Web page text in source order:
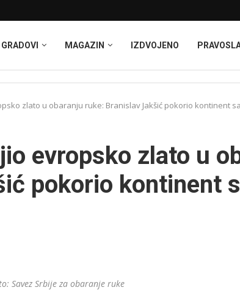
GRADOVI MAGAZIN IZDVOJENO
zlato u obaranju ruke: Branislav Jakšić pokorio kontinent sa
evropsko zlato u
pokorio kontinent
Savez Srbije za obaranje ruke